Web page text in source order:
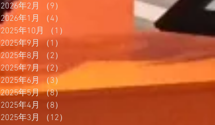
2026年2月
（9）
2026年1月
（4）
2025年10月
（1）
2025年9月
（1）
2025年8月
（2）
2025年7月 （2）
2件の記事
2025年6月 （3）
2025年5月 （8）8件の記事
2025年4月
（8）
2025年3月
（12）